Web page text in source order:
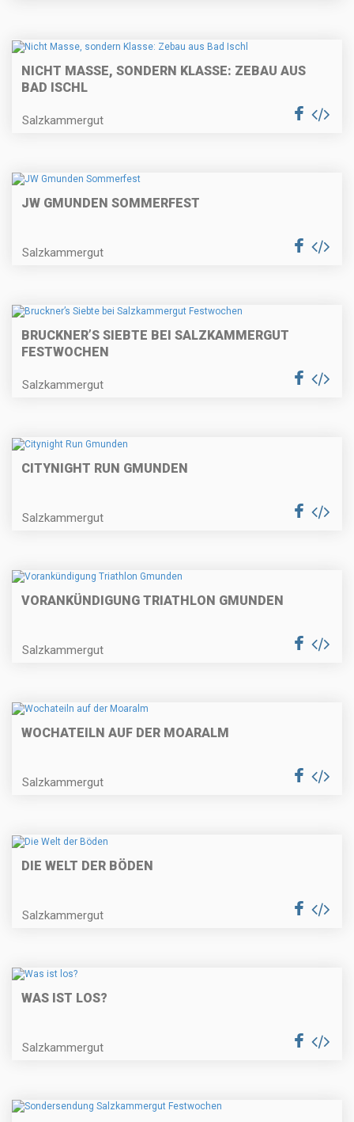
NICHT MASSE, SONDERN KLASSE: ZEBAU AUS
BAD ISCHL
Salzkammergut
JW GMUNDEN SOMMERFEST
Salzkammergut
BRUCKNER’S SIEBTE BEI SALZKAMMERGUT
FESTWOCHEN
Salzkammergut
CITYNIGHT RUN GMUNDEN
Salzkammergut
VORANKÜNDIGUNG TRIATHLON GMUNDEN
Salzkammergut
WOCHATEILN AUF DER MOARALM
Salzkammergut
DIE WELT DER BÖDEN
Salzkammergut
WAS IST LOS?
Salzkammergut